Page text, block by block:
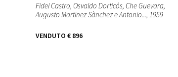
Fidel Castro, Osvaldo Dorticós, Che Guevara,
Augusto Martinez Sànchez e Antonio..., 1959
VENDUTO € 896